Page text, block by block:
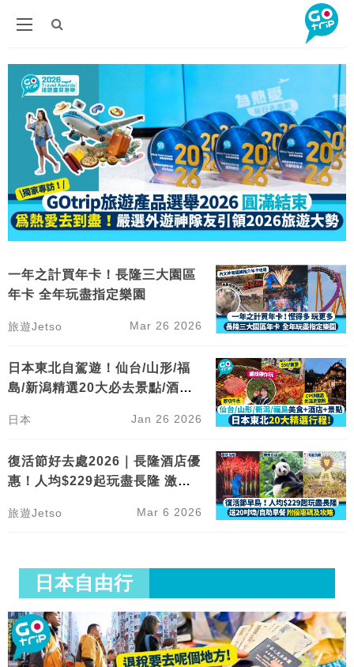
一年之計買年卡！長隆三大園區
年卡 全年玩盡指定樂園
旅遊Jetso Mar 26 2026
日本東北自駕遊！仙台/山形/福
島/新潟精選20大必去景點/酒店/
日本 Jan 26 2026
復活節好去處2026｜長隆酒店優
惠！人均$229起玩盡長隆 激送2
旅遊Jetso Mar 6 2026
日本自由行